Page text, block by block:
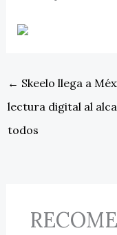
← Skeelo llega a
lectura digital al
todos